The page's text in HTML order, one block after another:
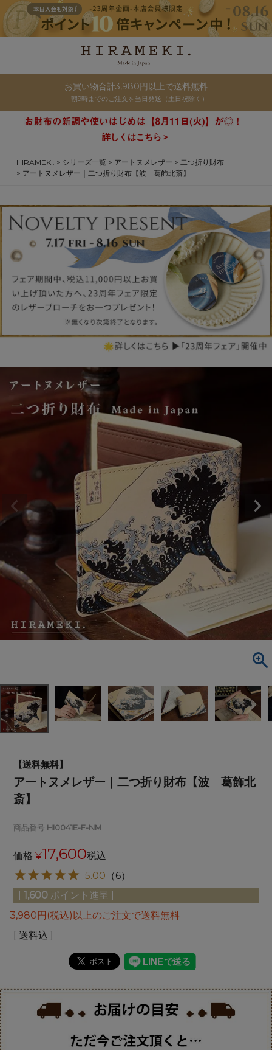
お買い物合計3,980円以上で送料無料
朝9時までのご注文を当日発送（土日祝除く）
詳しくはこちら＞
HIRAMEKI. シリーズ一覧 アートヌメレザー
二つ折り財布
アートヌメレザー｜二つ折り財布【波 葛飾北斎】
【送料無料】
アートヌメレザー｜二つ折り財布【波 葛飾北
斎】
商品番号 HI0041E-F-NM
価格 ¥17,600税込
5.00 （6）
[ 1,600 ポイント進呈 ]
3,980円(税込)以上のご注文で送料無料
送料込